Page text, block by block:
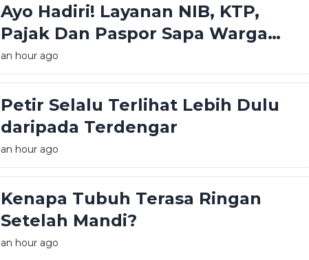
Ayo Hadiri! Layanan NIB, KTP,
Pajak Dan Paspor Sapa Warga
Sosa Sekitar
an hour ago
Petir Selalu Terlihat Lebih Dulu
daripada Terdengar
an hour ago
Kenapa Tubuh Terasa Ringan
Setelah Mandi?
an hour ago